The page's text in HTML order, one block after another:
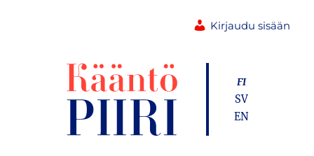
Kirjaudu sisään
FI
SV
EN